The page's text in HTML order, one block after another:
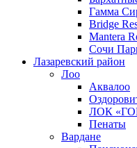
Гамма
Bridge
Mantera
Сочи
Лазаревский район
Лоо
Аквалоо
ЛОК
Пенаты
Вардане